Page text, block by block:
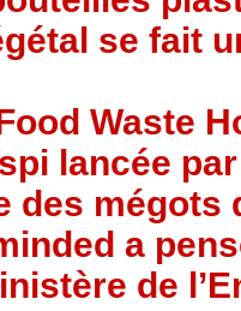
se fait
Waste
lancée
des mégots
a
de